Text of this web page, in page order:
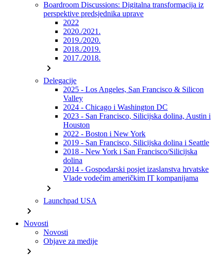
Boardroom Discussions: Digitalna transformacija iz
perspektive predsjednika uprave
2022
2020./2021.
2019./2020.
2018./2019.
2017./2018.
chevron_right
Delegacije
2025 - Los Angeles, San Francisco & Silicon
Valley
2024 - Chicago i Washington DC
2023 - San Francisco, Silicijska dolina, Austin i
Houston
2022 - Boston i New York
2019 - San Francisco, Silicijska dolina i Seattle
2018 - New York i San Francisco/Silicijska
dolina
2014 - Gospodarski posjet izaslanstva hrvatske
Vlade vodećim američkim IT kompanijama
chevron_right
Launchpad USA
chevron_right
Novosti
Novosti
Objave za medije
chevron_right